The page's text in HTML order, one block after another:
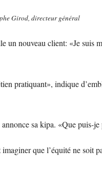
Girod, directeur général
un nouveau client: «Je suis
pratiquant», indique
sa kipa. «Que puis-je
que l’équité ne soit